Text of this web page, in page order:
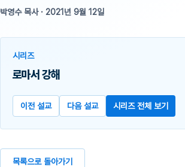
박영수 목사· 2021년 9월 12일
시리즈
로마서 강해
이전 설교 다음 설교 시리즈 전체 보기
목록으로 돌아가기